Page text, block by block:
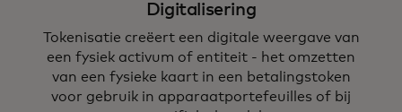
Digitalisering
Tokenisatie creëert een digitale weergave van
een fysiek activum of entiteit - het omzetten
van een fysieke kaart in een betalingstoken
voor gebruik in apparaatportefeuilles of bij